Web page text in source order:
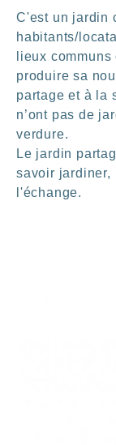
C'est un jardin
habitants/
lieux
produire sa
partage et à la
n’ont pas de
verdure.
Le jardin
savoir jardiner,
l'échange.